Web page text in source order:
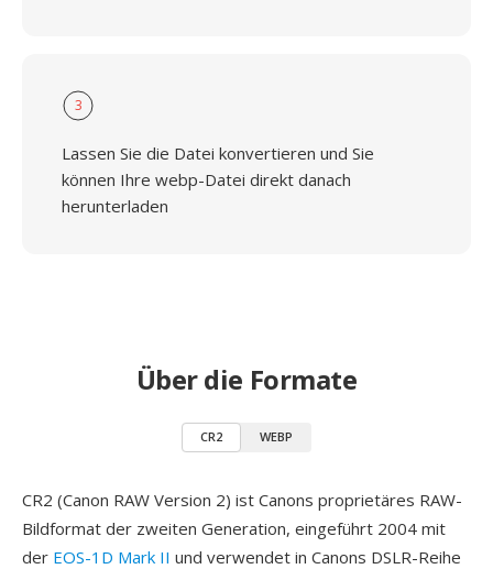
3
Lassen Sie die Datei konvertieren und Sie
können Ihre webp-Datei direkt danach
herunterladen
Über die Formate
CR2 WEBP
CR2 (Canon RAW Version 2) ist Canons proprietäres RAW-
Bildformat der zweiten Generation, eingeführt 2004 mit
der EOS-1D Mark II und verwendet in Canons DSLR-Reihe